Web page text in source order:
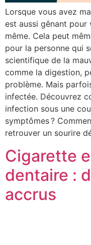
Lorsque vous avez
est aussi gênant
même. Cela peut
pour la personne qui
scientifique de la
comme la digestion,
problème. Mais
infectée. Découvrez
infection sous une
symptômes ?
retrouver un sourire
Cigarette
dentaire :
accrus